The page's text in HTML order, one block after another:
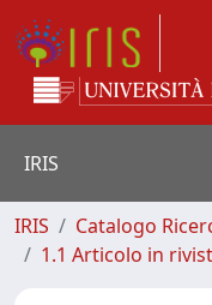
IRIS
IRIS Catalogo
1.1 Articolo in